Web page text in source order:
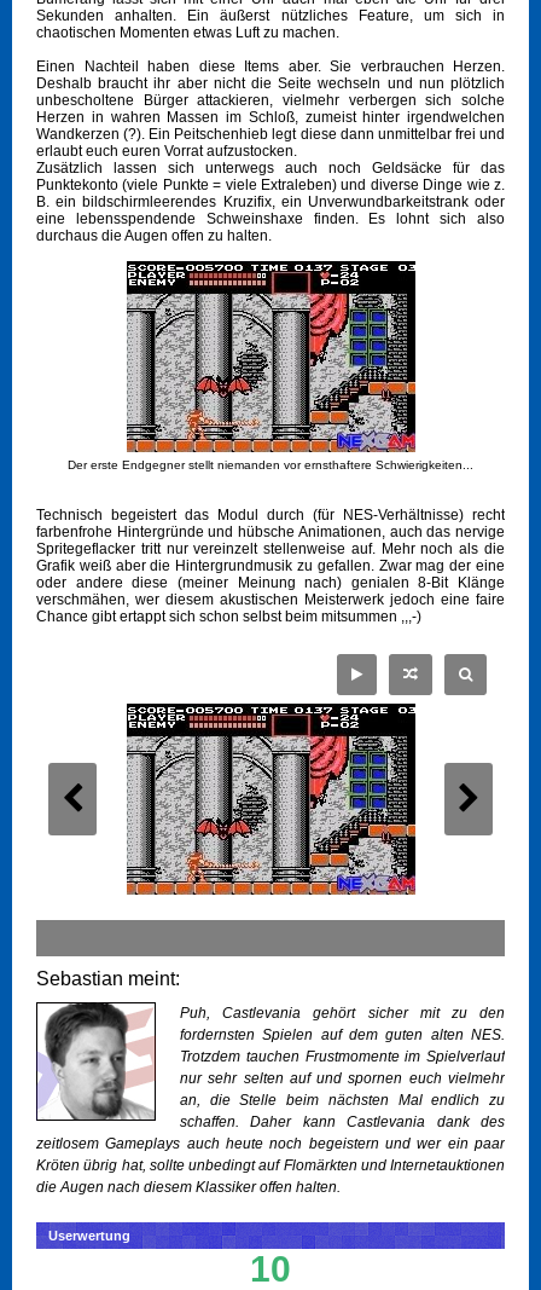
Sekunden anhalten. Ein äußerst nützliches Feature, um sich in
chaotischen Momenten etwas Luft zu machen.
Einen Nachteil haben diese Items aber. Sie verbrauchen Herzen.
Deshalb braucht ihr aber nicht die Seite wechseln und nun plötzlich
unbescholtene Bürger attackieren, vielmehr verbergen sich solche
Herzen in wahren Massen im Schloß, zumeist hinter irgendwelchen
Wandkerzen (?). Ein Peitschenhieb legt diese dann unmittelbar frei und
erlaubt euch euren Vorrat aufzustocken.
Zusätzlich lassen sich unterwegs auch noch Geldsäcke für das
Punktekonto (viele Punkte = viele Extraleben) und diverse Dinge wie z.
B. ein bildschirmleerendes Kruzifix, ein Unverwundbarkeitstrank oder
eine lebensspendende Schweinshaxe finden. Es lohnt sich also
durchaus die Augen offen zu halten.
Der erste Endgegner stellt niemanden vor ernsthaftere Schwierigkeiten...
Technisch begeistert das Modul durch (für NES-Verhältnisse) recht
farbenfrohe Hintergründe und hübsche Animationen, auch das nervige
Spritegeflacker tritt nur vereinzelt stellenweise auf. Mehr noch als die
Grafik weiß aber die Hintergrundmusik zu gefallen. Zwar mag der eine
oder andere diese (meiner Meinung nach) genialen 8-Bit Klänge
verschmähen, wer diesem akustischen Meisterwerk jedoch eine faire
Chance gibt ertappt sich schon selbst beim mitsummen ,,,-)
Sebastian meint:
Puh, Castlevania gehört sicher mit zu den
fordernsten Spielen auf dem guten alten NES.
Trotzdem tauchen Frustmomente im Spielverlauf
nur sehr selten auf und spornen euch vielmehr
an, die Stelle beim nächsten Mal endlich zu
schaffen. Daher kann Castlevania dank des
zeitlosem Gameplays auch heute noch begeistern und wer ein paar
Kröten übrig hat, sollte unbedingt auf Flomärkten und Internetauktionen
die Augen nach diesem Klassiker offen halten.
Userwertung
10